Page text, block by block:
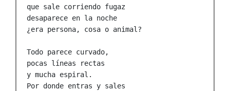
que sale corriendo fugaz
desaparece en la noche
¿era persona, cosa o animal?
Todo parece curvado,
pocas líneas rectas
y mucha espiral.
Por donde entras y sales